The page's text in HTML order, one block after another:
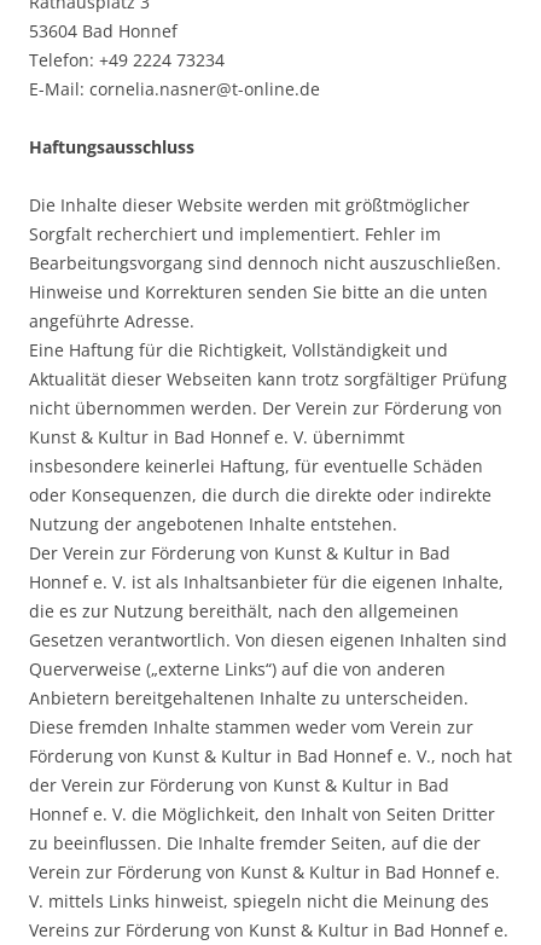
53604 Bad Honnef
Telefon: +49 2224 73234
E-Mail: cornelia.nasner@t-online.de
Haftungsausschluss
Die Inhalte dieser Website werden mit größtmöglicher
Sorgfalt recherchiert und implementiert. Fehler im
Bearbeitungsvorgang sind dennoch nicht auszuschließen.
Hinweise und Korrekturen senden Sie bitte an die unten
angeführte Adresse.
Eine Haftung für die Richtigkeit, Vollständigkeit und
Aktualität dieser Webseiten kann trotz sorgfältiger Prüfung
nicht übernommen werden. Der Verein zur Förderung von
Kunst & Kultur in Bad Honnef e. V. übernimmt
insbesondere keinerlei Haftung, für eventuelle Schäden
oder Konsequenzen, die durch die direkte oder indirekte
Nutzung der angebotenen Inhalte entstehen.
Der Verein zur Förderung von Kunst & Kultur in Bad
Honnef e. V. ist als Inhaltsanbieter für die eigenen Inhalte,
die es zur Nutzung bereithält, nach den allgemeinen
Gesetzen verantwortlich. Von diesen eigenen Inhalten sind
Querverweise („externe Links“) auf die von anderen
Anbietern bereitgehaltenen Inhalte zu unterscheiden.
Diese fremden Inhalte stammen weder vom Verein zur
Förderung von Kunst & Kultur in Bad Honnef e. V., noch hat
der Verein zur Förderung von Kunst & Kultur in Bad
Honnef e. V. die Möglichkeit, den Inhalt von Seiten Dritter
zu beeinflussen. Die Inhalte fremder Seiten, auf die der
Verein zur Förderung von Kunst & Kultur in Bad Honnef e.
V. mittels Links hinweist, spiegeln nicht die Meinung des
Vereins zur Förderung von Kunst & Kultur in Bad Honnef e.